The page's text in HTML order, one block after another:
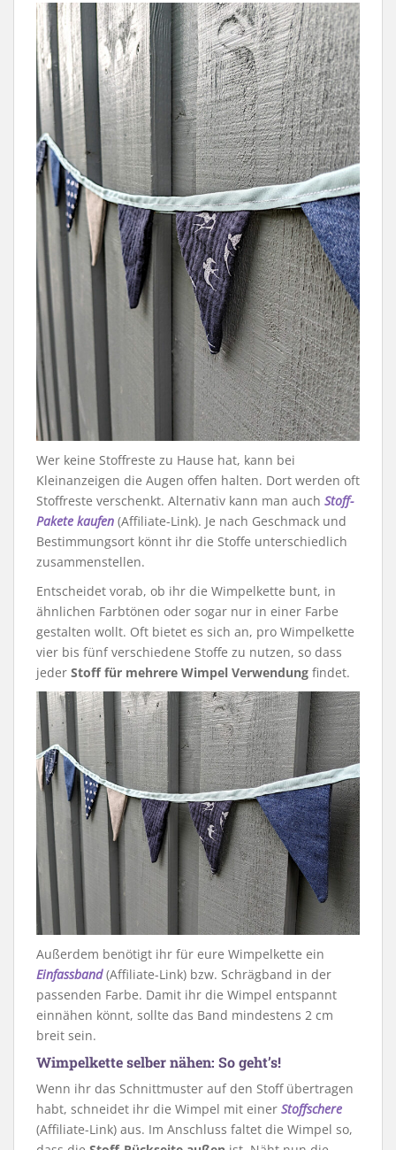
Wer keine Stoffreste zu Hause hat, kann bei
Kleinanzeigen die Augen offen halten. Dort werden oft
Stoffreste verschenkt. Alternativ kann man auch Stoff-
Pakete kaufen (Affiliate-Link). Je nach Geschmack und
Bestimmungsort könnt ihr die Stoffe unterschiedlich
zusammenstellen.
Entscheidet vorab, ob ihr die Wimpelkette bunt, in
ähnlichen Farbtönen oder sogar nur in einer Farbe
gestalten wollt. Oft bietet es sich an, pro Wimpelkette
vier bis fünf verschiedene Stoffe zu nutzen, so dass
jeder Stoff für mehrere Wimpel Verwendung findet.
Außerdem benötigt ihr für eure Wimpelkette ein
Einfassband(Affiliate-Link) bzw. Schrägband in der
passenden Farbe. Damit ihr die Wimpel entspannt
einnähen könnt, sollte das Band mindestens 2 cm
breit sein.
Wimpelkette selber nähen: So geht’s!
Wenn ihr das Schnittmuster auf den Stoff übertragen
habt, schneidet ihr die Wimpel mit einer Stoffschere
(Affiliate-Link) aus. Im Anschluss faltet die Wimpel so,